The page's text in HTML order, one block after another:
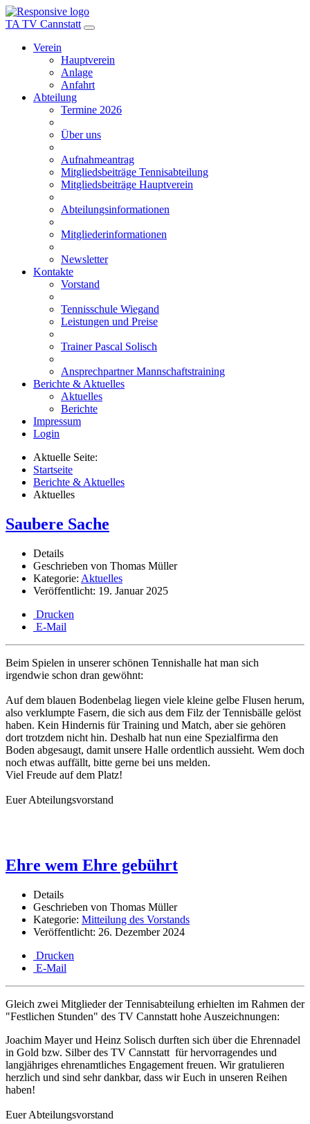
TA TV Cannstatt
Verein
Hauptverein
Anlage
Anfahrt
Abteilung
Termine 2026
Über uns
Aufnahmeantrag
Mitgliedsbeiträge Tennisabteilung
Mitgliedsbeiträge Hauptverein
Abteilungsinformationen
Mitgliederinformationen
Newsletter
Kontakte
Vorstand
Tennisschule Wiegand
Leistungen und Preise
Trainer Pascal Solisch
Ansprechpartner Mannschaftstraining
Berichte & Aktuelles
Aktuelles
Berichte
Impressum
Login
Aktuelle Seite:
Startseite
Berichte & Aktuelles
Aktuelles
Saubere Sache
Details
Geschrieben von Thomas Müller
Kategorie: Aktuelles
Veröffentlicht: 19. Januar 2025
Drucken
E-Mail
Beim Spielen in unserer schönen Tennishalle hat man sich
irgendwie schon dran gewöhnt:
Auf dem blauen Bodenbelag liegen viele kleine gelbe Flusen herum,
also verklumpte Fasern, die sich aus dem Filz der Tennisbälle gelöst
haben. Kein Hindernis für Training und Match, aber sie gehören
dort trotzdem nicht hin. Deshalb hat nun eine Spezialfirma den
Boden abgesaugt, damit unsere Halle ordentlich aussieht. Wem doch
noch etwas auffällt, bitte gerne bei uns melden.
Viel Freude auf dem Platz!
Euer Abteilungsvorstand
Ehre wem Ehre gebührt
Details
Geschrieben von Thomas Müller
Kategorie: Mitteilung des Vorstands
Veröffentlicht: 26. Dezember 2024
Drucken
E-Mail
Gleich zwei Mitglieder der Tennisabteilung erhielten im Rahmen der
"Festlichen Stunden" des TV Cannstatt hohe Auszeichnungen:
Joachim Mayer und Heinz Solisch durften sich überdie Ehrennadel
in Gold bzw. Silber des TV Cannstatt für hervorragendes und
langjähriges ehrenamtliches Engagement freuen. Wir gratulieren
herzlich und sind sehr dankbar, dass wir Euch in unseren Reihen
haben!
Euer Abteilungsvorstand